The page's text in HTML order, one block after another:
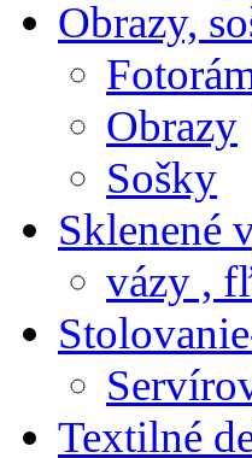
Obrazy,
Obrazy
Sošky
Sklenené
vázy ,
Textilné